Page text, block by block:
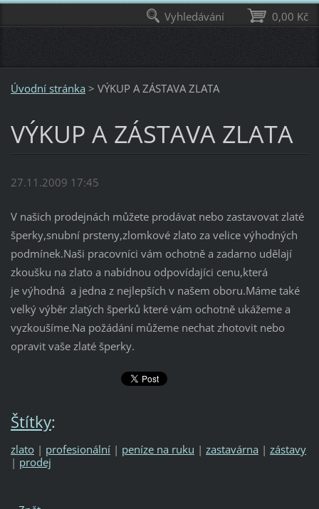
Úvodní stránka > VÝKUP A ZÁSTAVA ZLATA
VÝKUP A ZÁSTAVA ZLATA
27.11.2009 17:45
V našich prodejnách můžete prodávat nebo zastavovat zlaté
šperky,snubní prsteny,zlomkové zlato za velice výhodných
podmínek.Naši pracovníci vám ochotně a zadarno udělají
zkoušku na zlato a nabídnou odpovídajíci cenu,která
je výhodná a jedna z nejlepších v našem oboru.Máme také
velký výběr zlatých šperků které vám ochotně ukážeme a
vyzkoušíme.Na požádání můžeme nechat zhotovit nebo
opravit vaše zlaté šperky.
Štítky:
zlato | profesionální | peníze na ruku | zastavárna | zástavy
| prodej
0,00 Kč
Vyhledávání